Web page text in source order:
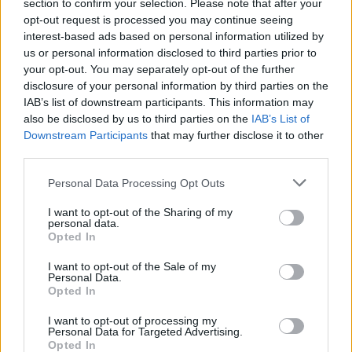
section to confirm your selection. Please note that after your
opt-out request is processed you may continue seeing
interest-based ads based on personal information utilized by
us or personal information disclosed to third parties prior to
your opt-out. You may separately opt-out of the further
disclosure of your personal information by third parties on the
IAB’s list of downstream participants. This information may
also be disclosed by us to third parties on the IAB’s List of
Downstream Participants that may further disclose it to other
Please note that this website/app uses one or more Google
not limited to your visit or usage behaviour. You may click to
grant or deny consent to Google and its third-party tags to
use your data for below specified purposes in below Google
consent section.
Personal Data Processing Opt Outs
I want to opt-out of the Sharing of my
personal data.
Opted In
I want to opt-out of the Sale of my
Personal Data.
Opted In
I want to opt-out of processing my
Personal Data for Targeted Advertising.
Opted In
kommunista korszak iránti nosztalgia, nos, nem áll
igazán távol.)
Az egyetemi autonómiáról
Egy normális demokráciában persze igazából
teljesen megszokott, hogy az egyetemeken
különböző világnézetű oktatók tartanak órákat,
illetve töltenek be különböző pozíciókat. Az ELTE
Politikatudományi Intézet oktatói között például
ugyanúgy megtaláljuk Mráz Ágoston Sámuelt és
Navracsics Tibort, mint Bihari Mihályt (Lánczi
András pedig egyenesen egy egész egyetemet
kapott).
Az Alaptörvény X. cikke a következőket rögzíti:
(1) Magyarország biztosítja a tudományos kutatás